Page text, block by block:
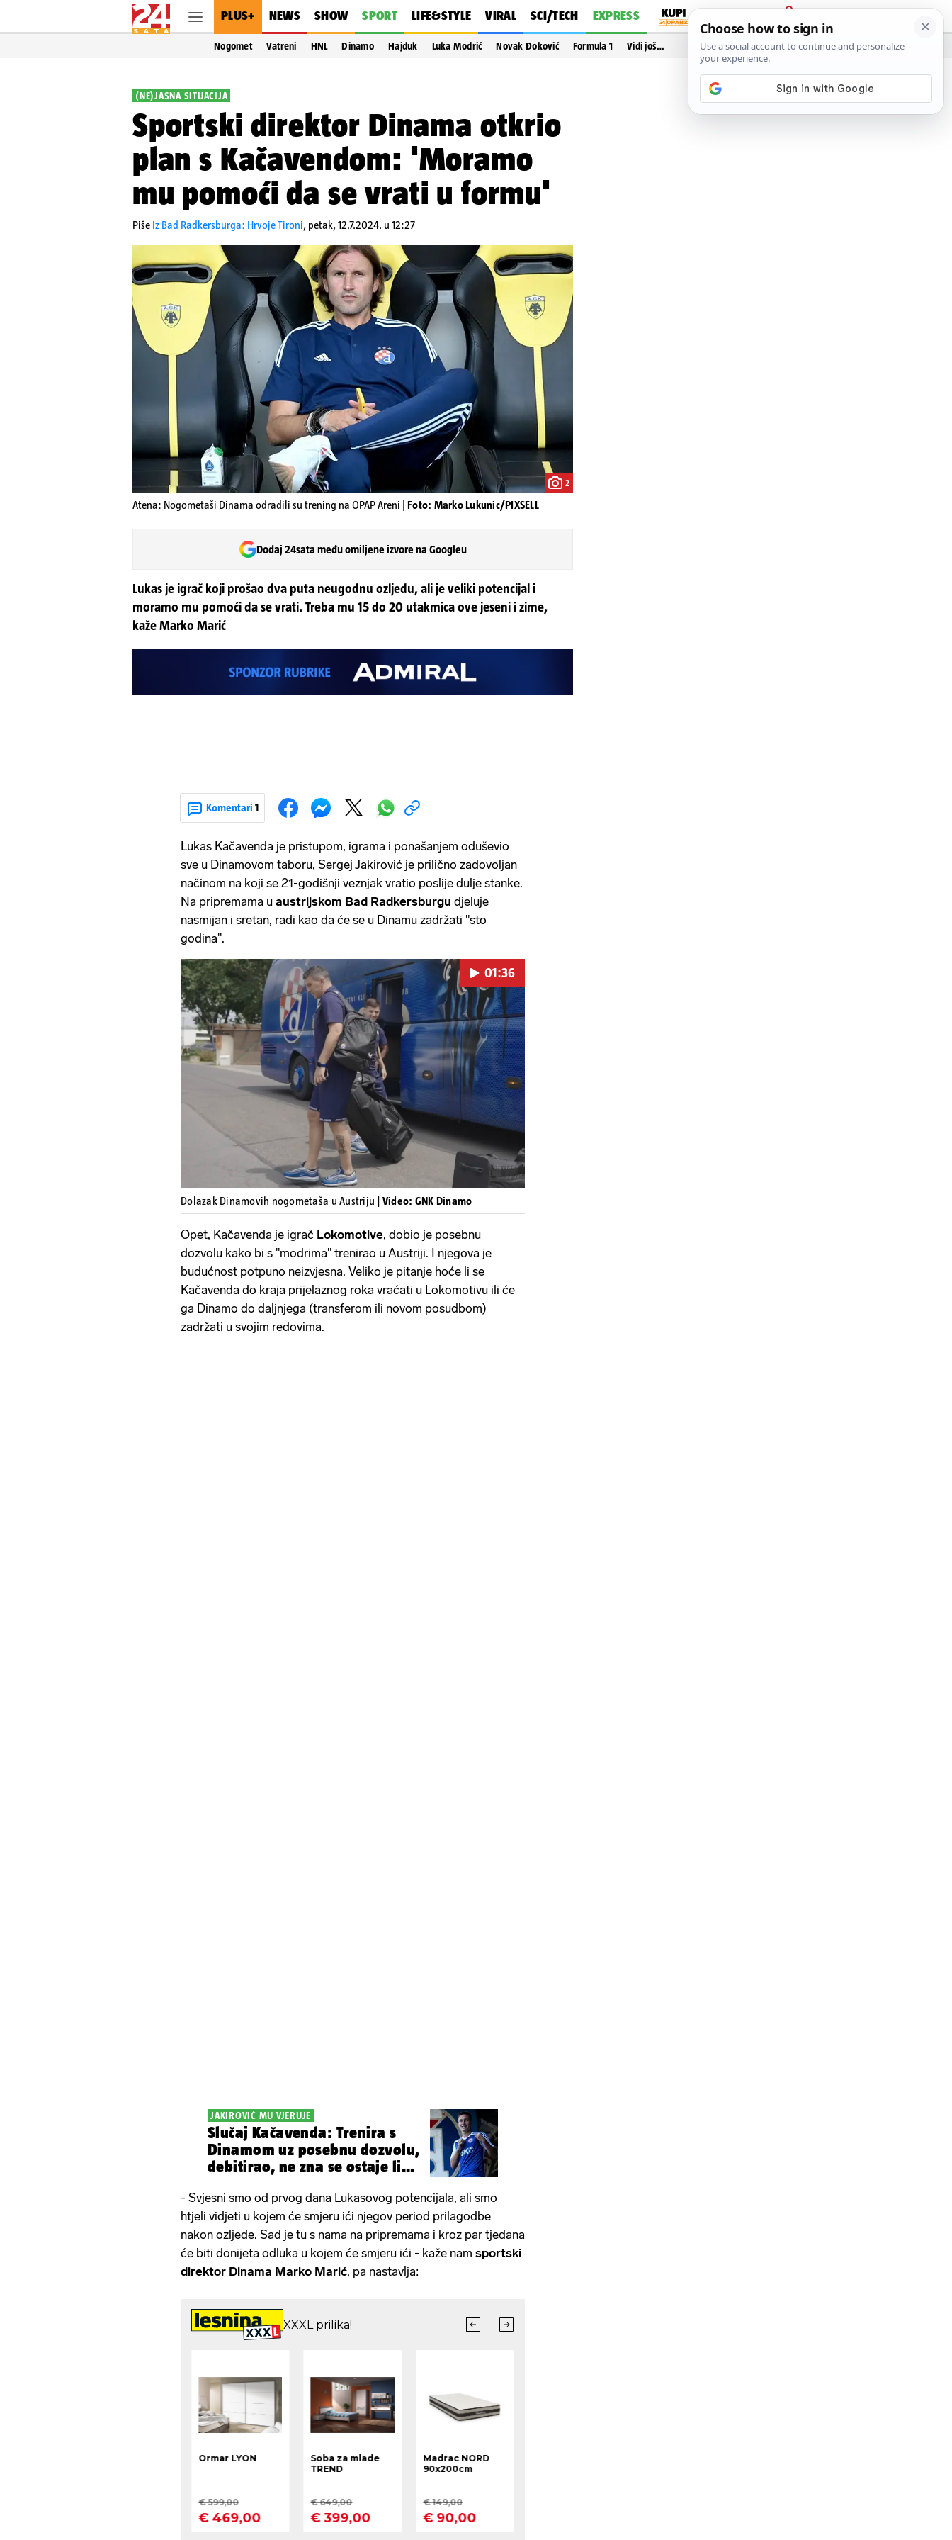
PLUS+ NEWS SHOW SPORT LIFE&STYLE VIRAL SCI/TECH EXPRESS
PRIJAVA
Nogomet Vatreni HNL Dinamo Hajduk Luka Modrić Novak Đoković Formula 1 Vidi još…
(NE)JASNA SITUACIJA
Sportski direktor Dinama otkrio
plan s Kačavendom: 'Moramo
mu pomoći da se vrati u formu'
Piše Iz Bad Radkersburga: Hrvoje Tironi, petak, 12.7.2024. u 12:27
2
Atena: Nogometaši Dinama odradili su trening na OPAP Areni | Foto: Marko Lukunic/PIXSELL
Dodaj 24sata među omiljene izvore na Googleu
Lukas je igrač koji prošao dva puta neugodnu ozljedu, ali je veliki potencijal i
moramo mu pomoći da se vrati. Treba mu 15 do 20 utakmica ove jeseni i zime,
kaže Marko Marić
Komentari 1
Lukas Kačavenda je pristupom, igrama i ponašanjem oduševio
sve u Dinamovom taboru, Sergej Jakirović je prilično zadovoljan
načinom na koji se 21-godišnji veznjak vratio poslije dulje stanke.
Na pripremama u austrijskom Bad Radkersburgu djeluje
nasmijan i sretan, radi kao da će se u Dinamu zadržati "sto
godina".
Pokretanje videa...
01:36
Dolazak Dinamovih nogometaša u Austriju | Video: GNK Dinamo
Opet, Kačavenda je igrač Lokomotive, dobio je posebnu
dozvolu kako bi s "modrima" trenirao u Austriji. I njegova je
budućnost potpuno neizvjesna. Veliko je pitanje hoće li se
Kačavenda do kraja prijelaznog roka vraćati u Lokomotivu ili će
ga Dinamo do daljnjega (transferom ili novom posudbom)
zadržati u svojim redovima.
JAKIROVIĆ MU VJERUJE
Slučaj Kačavenda: Trenira s
Dinamom uz posebnu dozvolu,
debitirao, ne zna se ostaje li...
- Svjesni smo od prvog dana Lukasovog potencijala, ali smo
htjeli vidjeti u kojem će smjeru ići njegov period prilagodbe
nakon ozljede. Sad je tu s nama na pripremama i kroz par tjedana
će biti donijeta odluka u kojem će smjeru ići - kaže nam sportski
direktor Dinama Marko Marić, pa nastavlja: